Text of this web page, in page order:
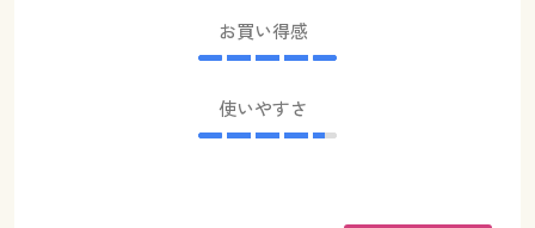
お買い得感
使いやすさ